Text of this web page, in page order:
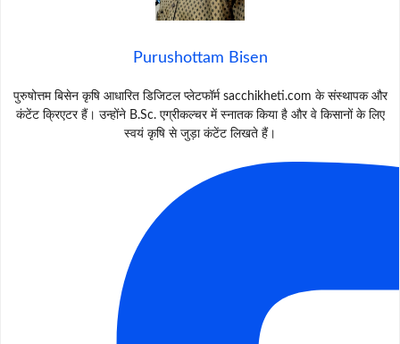
Purushottam Bisen
पुरुषोत्तम बिसेन कृषि आधारित डिजिटल प्लेटफॉर्म sacchikheti.com के संस्थापक और
कंटेंट क्रिएटर हैं। उन्होंने B.Sc. एग्रीकल्चर में स्नातक किया है और वे किसानों के लिए
स्वयं कृषि से जुड़ा कंटेंट लिखते हैं।